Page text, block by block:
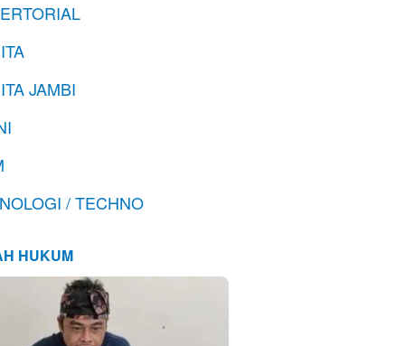
JAMBI
/ TECHNO
HUKUM